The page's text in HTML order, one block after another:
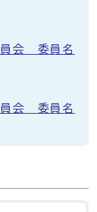
員会 委員名
員会 委員名